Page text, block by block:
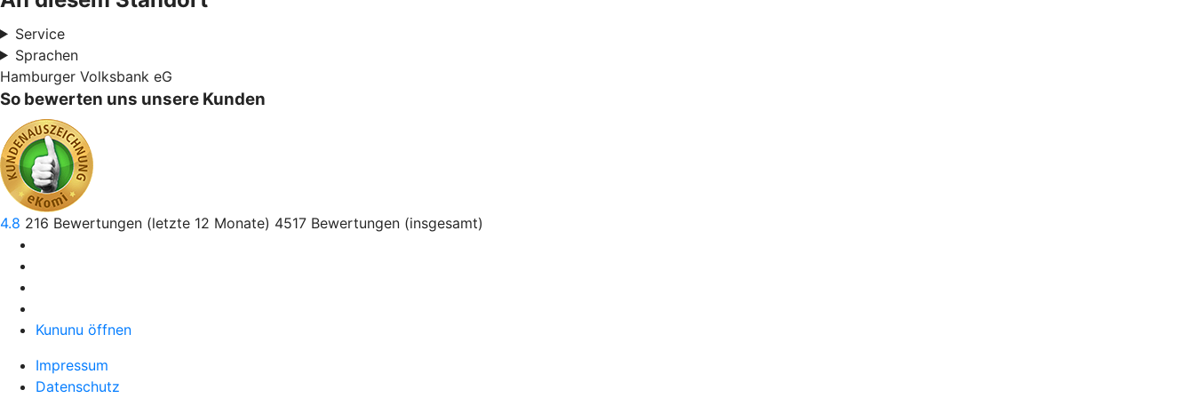
Service
Sprachen
Hamburger Volksbank eG
So bewerten uns unsere Kunden
4.8 216 Bewertungen (letzte 12 Monate) 4517 Bewertungen (insgesamt)
Kununu öffnen
Impressum
Datenschutz